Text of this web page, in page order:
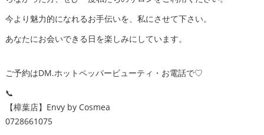
今より魅力的になれるお手伝いを、私にさせて下さい。
あなたにお会いできる日を楽しみにしています。
ご予約はDM.ホットペッパービューティ・お電話で♡
📞
【樟葉店】Envy by Cosmea
0728661075